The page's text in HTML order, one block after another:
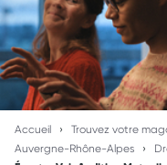
Accueil
Trouvez votre
Auvergne-Rhône-Alpes